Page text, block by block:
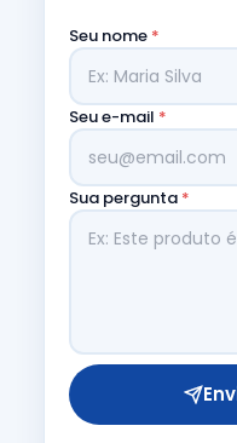
Seu nome *
Seu e-mail *
Sua pergunta *